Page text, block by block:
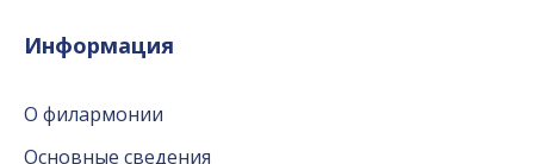
Информация
О филармонии
Основные сведения